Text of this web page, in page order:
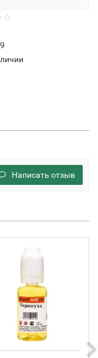
Написать отзыв